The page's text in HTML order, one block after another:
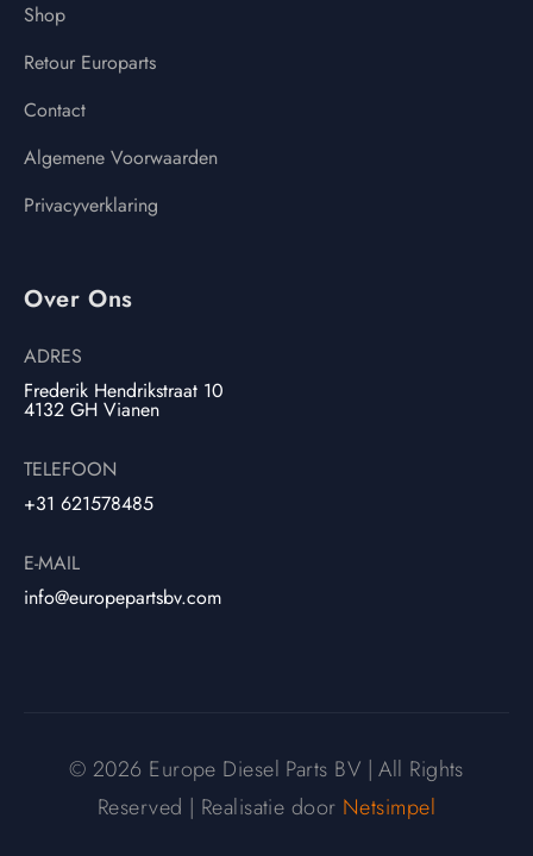
Shop
Retour Europarts
Contact
Algemene Voorwaarden
Privacyverklaring
Over Ons
ADRES
Frederik Hendrikstraat 10
4132 GH Vianen
TELEFOON
+31 621578485
E-MAIL
info@europepartsbv.com
© 2026 Europe Diesel Parts BV | All Rights
Reserved | Realisatie door Netsimpel